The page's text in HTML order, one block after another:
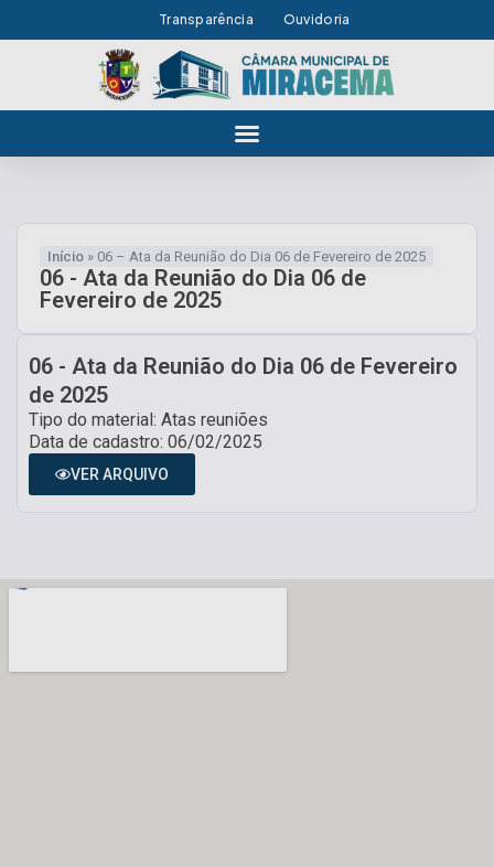
Transparência Ouvidoria
Início » 06 – Ata da Reunião do Dia 06 de Fevereiro de 2025
06 - Ata da Reunião do Dia 06 de
Fevereiro de 2025
06 - Ata da Reunião do Dia 06 de Fevereiro
de 2025
Tipo do material: Atas reuniões
Data de cadastro: 06/02/2025
VER ARQUIVO